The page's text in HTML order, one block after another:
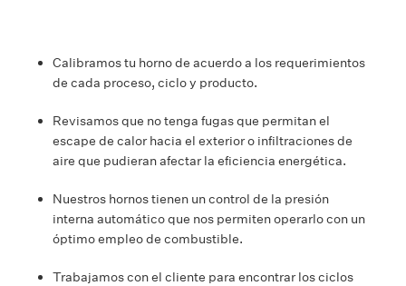
Calibramos tu horno de acuerdo a los requerimientos
de cada proceso, ciclo y producto.
Revisamos que no tenga fugas que permitan el
escape de calor hacia el exterior o infiltraciones de
aire que pudieran afectar la eficiencia energética.
Nuestros hornos tienen un control de la presión
interna automático que nos permiten operarlo con un
óptimo empleo de combustible.
Trabajamos con el cliente para encontrar los ciclos